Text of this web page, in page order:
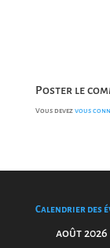
Poster le
Vous devez vous
Calendrier des
août 2026